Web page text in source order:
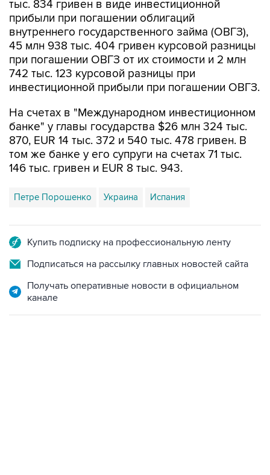
тыс. 834 гривен в виде инвестиционной
прибыли при погашении облигаций
внутреннего государственного займа (ОВГЗ),
45 млн 938 тыс. 404 гривен курсовой разницы
при погашении ОВГЗ от их стоимости и 2 млн
742 тыс. 123 курсовой разницы при
инвестиционной прибыли при погашении ОВГЗ.
На счетах в "Международном инвестиционном
банке" у главы государства $26 млн 324 тыс.
870, EUR 14 тыс. 372 и 540 тыс. 478 гривен. В
том же банке у его супруги на счетах 71 тыс.
146 тыс. гривен и EUR 8 тыс. 943.
Петре Порошенко Украина Испания
Купить подписку на профессиональную ленту
Подписаться на рассылку главных новостей сайта
Получать оперативные новости в официальном
канале